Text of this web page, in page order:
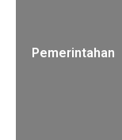
Pemerintahan